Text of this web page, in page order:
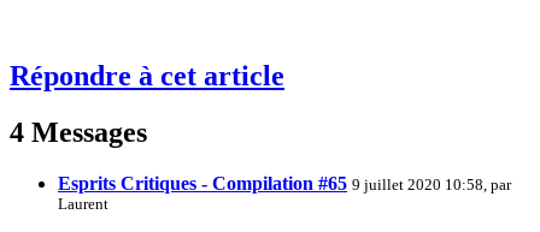
Répondre à cet article
4 Messages
Esprits Critiques - Compilation #65 9 juillet 2020 10:58, par
Laurent